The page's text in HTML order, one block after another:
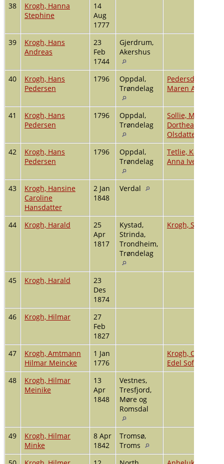
38
Krogh, Hanna
Stephine
14
Aug
1777
39
Krogh, Hans
Andreas
23
Feb
1744
Gjerdrum,
Akershus
40
Krogh, Hans
Pedersen
1796
Oppdal,
Trøndelag
Pedersdatter,
Maren Anna
41
Krogh, Hans
Pedersen
1796
Oppdal,
Trøndelag
Sollie, Maren
Dorthea
Olsdatter
42
Krogh, Hans
Pedersen
1796
Oppdal,
Trøndelag
Tetlie, Karen
Anna Iversdatter
43
Krogh, Hansine
Caroline
Hansdatter
2 Jan
1848
Verdal
44 Krogh, Harald
25
Apr
1817
Kystad,
Strinda,
Trondheim,
Trøndelag
Krogh, Sofie
45 Krogh, Harald
23
Des
1874
46
Krogh, Hilmar
27
Feb
1827
47
Krogh, Amtmann
Hilmar Meincke
1 Jan
1776
Krogh, Cecelia
Edel Sofie f. Stub
48
Krogh, Hilmar
Meinike
13
Apr
1848
Vestnes,
Tresfjord,
Møre og
Romsdal
49
Krogh, Hilmar
Minke
8 Apr
1842
Tromsø,
Troms